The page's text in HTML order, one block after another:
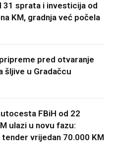
31 sprata i investicija od
KM, gradnja već počela
pred otvaranje
šljive u Gradačcu
FBiH od 22
ulazi u novu fazu:
tender vrijedan 70.000 KM